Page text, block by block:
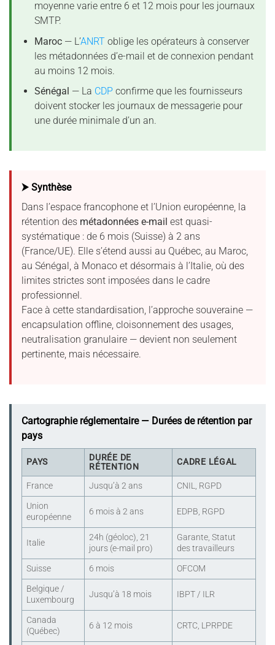
moyenne varie entre 6 et 12 mois pour les journaux
SMTP.
Maroc— L’ANRToblige les opérateurs à conserver
les métadonnées d’e-mail et de connexion pendant
au moins 12 mois.
Sénégal — La CDPconfirme que les fournisseurs
doivent stocker les journaux de messagerie pour
une durée minimale d’un an.
⮞ Synthèse
Dans l’espace francophone et l’Union européenne, la
rétention des métadonnées e-mail est quasi-
systématique : de 6 mois (Suisse) à 2 ans
(France/UE). Elle s’étend aussi au Québec, au Maroc,
au Sénégal, à Monaco et désormais à l’Italie, où des
limites strictes sont imposées dans le cadre
professionnel.
Face à cette standardisation, l’approche souveraine —
encapsulation offline, cloisonnement des usages,
neutralisation granulaire — devient non seulement
pertinente, mais nécessaire.
Cartographie réglementaire — Durées de rétention par
pays
PAYS
DURÉE DE
RÉTENTION
CADRE LÉGAL
France Jusqu’à 2 ans
CNIL, RGPD
Union
européenne
6 mois à 2 ans EDPB, RGPD
Italie
24h (géoloc), 21
jours (e-mail pro)
Garante, Statut
des travailleurs
Suisse
6 mois
OFCOM
Belgique /
Luxembourg
Jusqu’à 18 mois IBPT / ILR
Canada
(Québec)
6 à 12 mois CRTC, LPRPDE